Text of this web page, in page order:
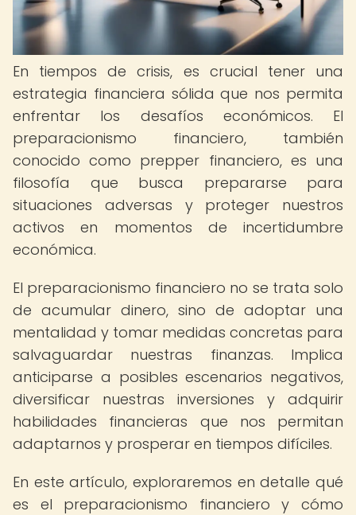
En tiempos de crisis, es crucial tener una
estrategia financiera sólida que nos permita
enfrentar los desafíos económicos. El
preparacionismo financiero, también
conocido como prepper financiero, es una
filosofía que busca prepararse para
situaciones adversas y proteger nuestros
activos en momentos de incertidumbre
económica.
El preparacionismo financiero no se trata solo
de acumular dinero, sino de adoptar una
mentalidad y tomar medidas concretas para
salvaguardar nuestras finanzas. Implica
anticiparse a posibles escenarios negativos,
diversificar nuestras inversiones y adquirir
habilidades financieras que nos permitan
adaptarnos y prosperar en tiempos difíciles.
En este artículo, exploraremos en detalle qué
es el preparacionismo financiero y cómo